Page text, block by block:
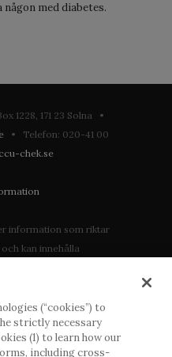
någon med diabetes.
1228, 171 23 Solna •
• Telefon: 020-41 00
chek.se
information som riktar
kan innehålla
Vänligen observera
för information som
gällande rättslig
eller användning i
(“cookies”) to
strictly necessary
(1) to learn how our
including cross-